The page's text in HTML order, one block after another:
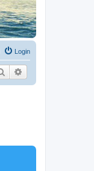
Login
Cerca